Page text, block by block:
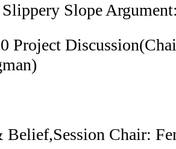
Slope
Project
Belief,Session Chair: